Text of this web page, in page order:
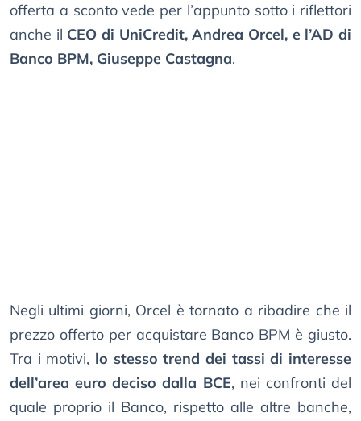
offerta a sconto vede per l’appunto sotto i riflettori
anche il CEO di UniCredit, Andrea Orcel, e l’AD di
Banco BPM, Giuseppe Castagna.
Negli ultimi giorni, Orcel è tornato a ribadire che il
prezzo offerto per acquistare Banco BPM è giusto.
Tra i motivi, lo stesso trend dei tassi di interesse
dell’area euro deciso dalla BCE, nei confronti del
quale proprio il Banco, rispetto alle altre banche,